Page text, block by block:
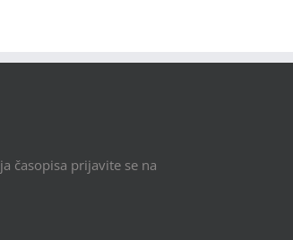
časopisa prijavite se na